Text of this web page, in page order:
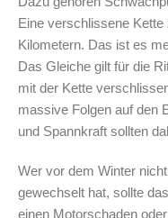
Eine verschlissene
Kilometern. Das ist es
Das Gleiche gilt für die
mit der Kette
massive Folgen auf den
und Spannkraft sollten
Wer vor dem Winter
gewechselt hat, sollte
einen Motorschaden